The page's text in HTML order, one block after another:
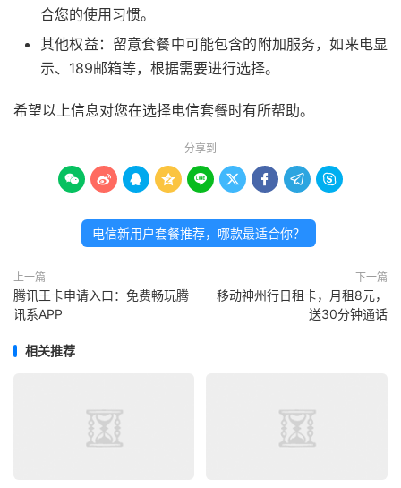
合您的使用习惯。
其他权益：留意套餐中可能包含的附加服务，如来电显
示、189邮箱等，根据需要进行选择。
希望以上信息对您在选择电信套餐时有所帮助。
分享到
        
电信新用户套餐推荐，哪款最适合你？
上一篇
腾讯王卡申请入口：免费畅玩腾
讯系APP
下一篇
移动神州行日租卡，月租8元，
送30分钟通话
相关推荐